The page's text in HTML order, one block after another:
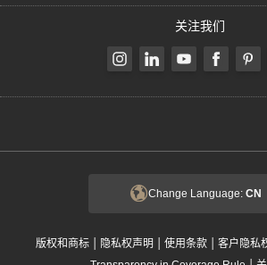
关注我们
Change Language: CN
版权和商标 | 隐私权声明 | 使用条款 | 客户隐私